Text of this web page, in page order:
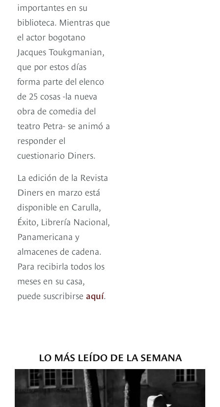
importantes en su
biblioteca. Mientras que
el actor bogotano
Jacques Toukgmanian,
que por estos días
forma parte del elenco
de 25 cosas -la nueva
obra de comedia del
teatro Petra- se animó a
responder el
cuestionario Diners.
La edición de la Revista
Diners en marzo está
disponible en Carulla,
Éxito, Librería Nacional,
Panamericana y
almacenes de cadena.
Para recibirla todos los
meses en su casa,
puede suscribirse aquí.
LO MÁS LEÍDO DE LA SEMANA